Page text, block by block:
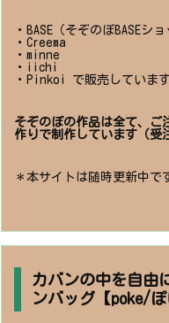
・BASE（そぞのぼBASEシ
・Creema
・minne
・iichi
・Pinkoi で販売しています
そぞのぼの作品は全て、ご
作りで制作しています（受
＊本サイトは随時更新中
カバンの中を自由
ンバッグ【poke/ぽ